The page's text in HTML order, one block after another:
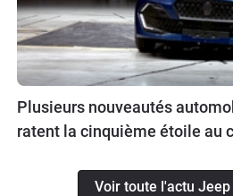
Plusieurs nouveautés
ratent la cinquième étoile au
Voir toute l'actu Jeep